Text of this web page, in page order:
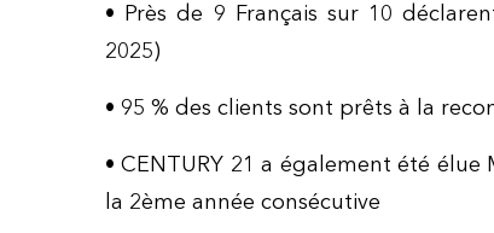
•
Près de 9 Français sur 10
2025)
• 95 % des clients sont prêts à la
•CENTURY 21 a également été élue
la 2ème année consécutive